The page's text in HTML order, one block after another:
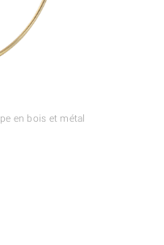
en bois et métal